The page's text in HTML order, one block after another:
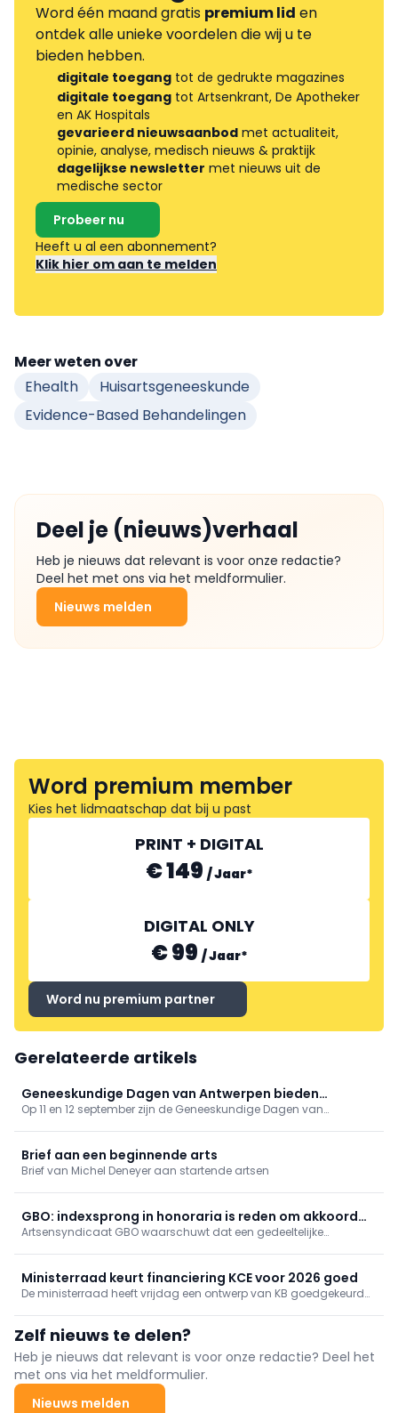
Word één maand gratis premium lid en
ontdek alle unieke voordelen die wij u te
bieden hebben.
digitale toegang tot de gedrukte magazines
digitale toegang tot Artsenkrant, De Apotheker
en AK Hospitals
gevarieerd nieuwsaanbod met actualiteit,
opinie, analyse, medisch nieuws & praktijk
dagelijkse newsletter met nieuws uit de
medische sector
Probeer nu
Heeft u al een abonnement?
Klik hier om aan te melden
Meer weten over
Ehealth
Huisartsgeneeskunde
Evidence-Based Behandelingen
Deel je (nieuws)verhaal
Heb je nieuws dat relevant is voor onze redactie?
Deel het met ons via het meldformulier.
Nieuws melden
Word premium member
Kies het lidmaatschap dat bij u past
PRINT + DIGITAL
€ 149 /Jaar*
DIGITAL ONLY
€ 99 /Jaar*
Word nu premium partner
Gerelateerde artikels
Geneeskundige Dagen van Antwerpen bieden
gevarieerd programma
Op 11 en 12 september zijn de Geneeskundige Dagen van
nood- en rampgeneeskunde.
Brief aan een beginnende arts
Brief van Michel Deneyer aan startende artsen
GBO: indexsprong in honoraria is reden om akkoord
op te zeggen
Artsensyndicaat GBO waarschuwt dat een gedeeltelijke
Ministerraad keurt financiering KCE voor 2026 goed
De ministerraad heeft vrijdag een ontwerp van KB goedgekeurd
Zelf nieuws te delen?
Heb je nieuws dat relevant is voor onze redactie? Deel het
met ons via het meldformulier.
Nieuws melden